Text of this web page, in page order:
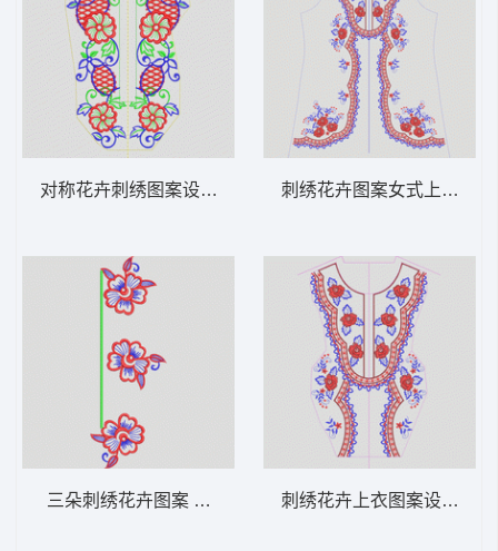
对称花卉刺绣图案设计 领 衣边下摆 中东阿
三朵刺绣花卉图案 领 衣边下摆 中东阿拉伯
刺绣花卉图案女式上衣设
刺绣花卉上衣图案设计 领